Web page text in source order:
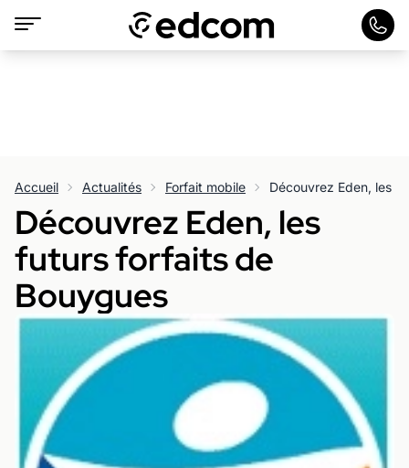
Accueil Actualités Forfait mobile Découvrez Eden, les
Découvrez Eden, les
futurs forfaits de
Bouygues